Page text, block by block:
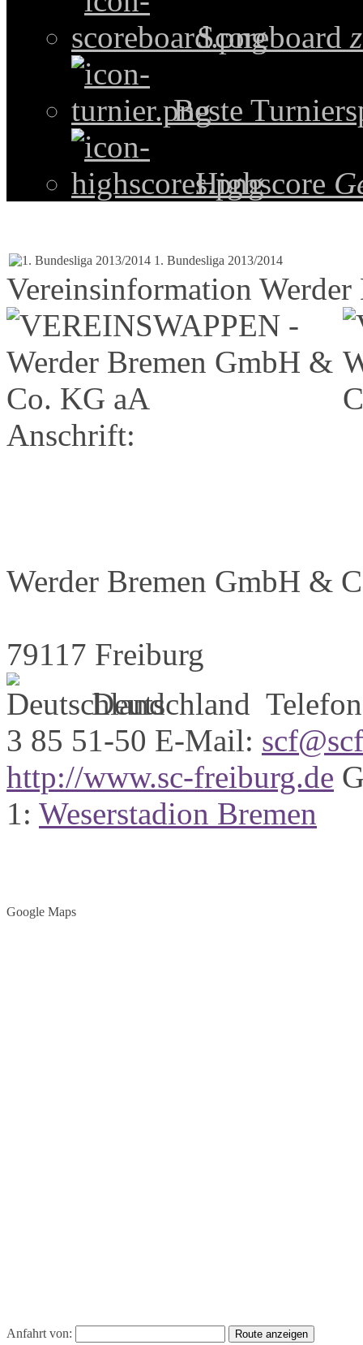
Scoreboard
Beste
Highscore
1. Bundesliga 2013/2014
Vereinsinformation
Anschrift:
Werder Bremen GmbH &
79117 Freiburg
Deutschland
3 85 51-50 E-Mail:
http://www.sc-freiburg.de
1: Weserstadion Bremen
Google Maps
Anfahrt von: